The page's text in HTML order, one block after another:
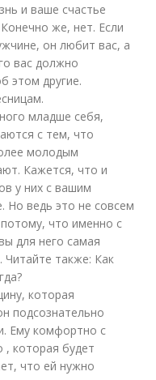
и ваше счастье
же, нет. Если
он любит вас, а
вас должно
этом другие.
младше себя,
с тем, что
молодым
Кажется, что и
у них с вашим
ведь это не совсем
что именно с
для него самая
также: Как
которая
подсознательно
Ему комфортно с
, которая будет
что ей нужно